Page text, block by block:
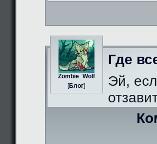
Zombie_Wolf
[Блог]
Где
Эй,